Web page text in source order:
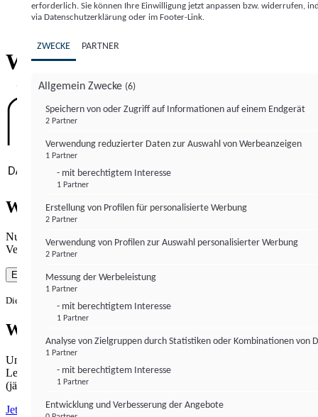
Institutional Money
ImpressumDatenschutzerklärung
Willkommen bei
Wie gewohnt mit Werbung lesen
Nutzen Sie institutional-money.com mit Ihrer Zustimmung zur
Verwendung von Cookies für Webanalyse und Werbemaßnahmen.
Einverstanden
Die Zustimmung ist jederzeit widerrufbar.
Werbefrei lesen
Unabhängiger Journalismus hat seinen Preis.
Lesen Sie institutional-money.com PUR für 33,99€ pro Monat
(jährliche Abrechnung).
Jetzt abonnieren
erforderlich. Sie können Ihre Einwilligung jetzt anpassen bzw. widerrufen,
via Datenschutzerklärung oder im Footer-Link.
ZWECKE PARTNER
Allgemein Zwecke (6)
Speichern von oder Zugriff auf Informationen auf einem Endgerät
2 Partner
Verwendung reduzierter Daten zur Auswahl von Werbeanzeigen
1 Partner
- mit berechtigtem Interesse
1 Partner
Erstellung von Profilen für personalisierte Werbung
2 Partner
Verwendung von Profilen zur Auswahl personalisierter Werbung
2 Partner
Messung der Werbeleistung
1 Partner
- mit berechtigtem Interesse
1 Partner
Analyse von Zielgruppen durch Statistiken oder Kombinationen von
1 Partner
- mit berechtigtem Interesse
1 Partner
Entwicklung und Verbesserung der Angebote